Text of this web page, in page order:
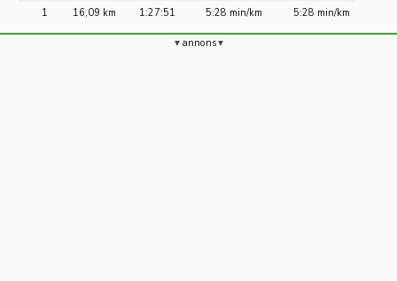
1
16,09 km 1:27:51 5:28 min/km 5:28 min/km
annons